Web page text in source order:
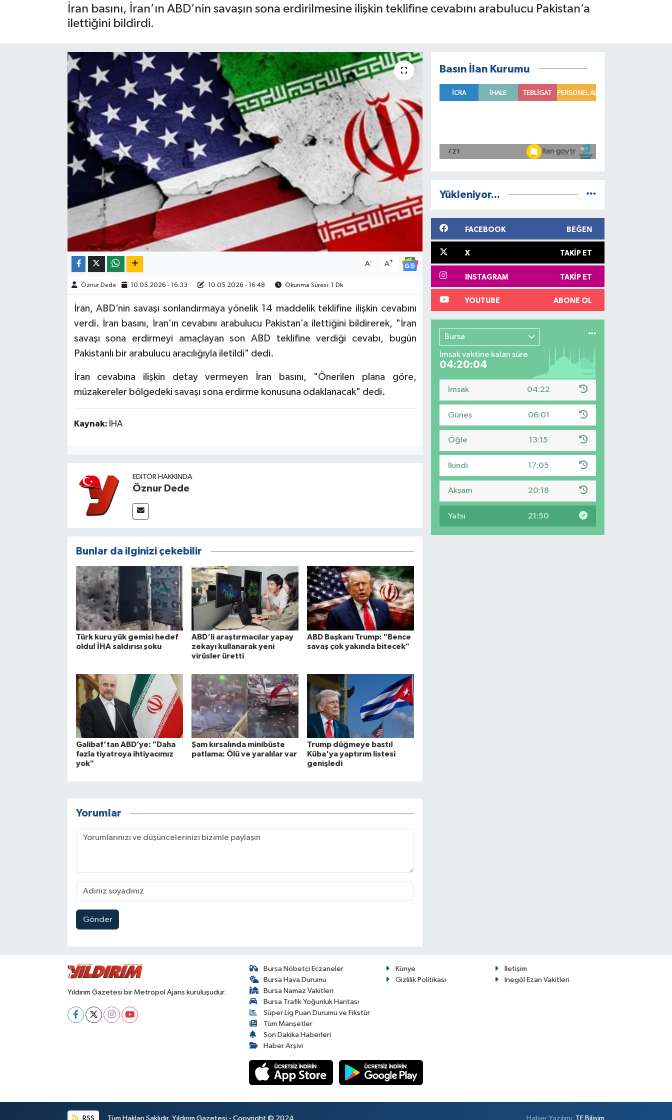
İran basını, İran’ın ABD’nin savaşın sona erdirilmesine ilişkin teklifine cevabını arabulucu Pakistan’a
ilettiğini bildirdi.
A- A+
Öznur Dede 10.05.2026 - 16:33 10.05.2026 - 16:48 Okunma Süresi: 1 Dk
İran, ABD’nin savaşı sonlandırmaya yönelik 14 maddelik teklifine ilişkin cevabını
verdi. İran basını, İran’ın cevabını arabulucu Pakistan’a ilettiğini bildirerek, "İran
savaşı sona erdirmeyi amaçlayan son ABD teklifine verdiği cevabı, bugün
Pakistanlı bir arabulucu aracılığıyla iletildi" dedi.
İran cevabına ilişkin detay vermeyen İran basını, "Önerilen plana göre,
müzakereler bölgedeki savaşı sona erdirme konusuna odaklanacak" dedi.
Kaynak: İHA
EDITÖR HAKKINDA
Öznur Dede
Bunlar da ilginizi çekebilir
Türk kuru yük gemisi hedef
oldu! İHA saldırısı şoku
ABD'li araştırmacılar yapay
zekayı kullanarak yeni
virüsler üretti
ABD Başkanı Trump: "Bence
savaş çok yakında bitecek"
Galibaf’tan ABD’ye: "Daha
fazla tiyatroya ihtiyacımız
yok"
Şam kırsalında minibüste
patlama: Ölü ve yaralılar var
Trump düğmeye bastı!
Küba'ya yaptırım listesi
genişledi
Yorumlar
Gönder
Basın İlan Kurumu
Yükleniyor...
FACEBOOK BEĞEN
X TAKIP ET
INSTAGRAM TAKIP ET
YOUTUBE ABONE OL
Bursa
İmsak vaktine kalan süre
04:20:03
İmsak 04:22
Güneş 06:01
Öğle 13:15
İkindi 17:05
Akşam 20:18
Yatsı 21:50
Yıldırım Gazetesi bir Metropol Ajans kuruluşudur.
Bursa Nöbetçi Eczaneler
Bursa Hava Durumu
Bursa Namaz Vakitleri
Bursa Trafik Yoğunluk Haritası
Süper Lig Puan Durumu ve Fikstür
Tüm Manşetler
Son Dakika Haberleri
Haber Arşivi
Künye
İletişim
Gizlilik Politikası
İnegöl Ezan Vakitleri
RSS Tüm Hakları Saklıdır. Yıldırım Gazetesi - Copyright © 2024 Haber Yazılımı: TE Bilişim